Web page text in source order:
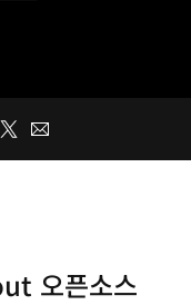
오픈소스